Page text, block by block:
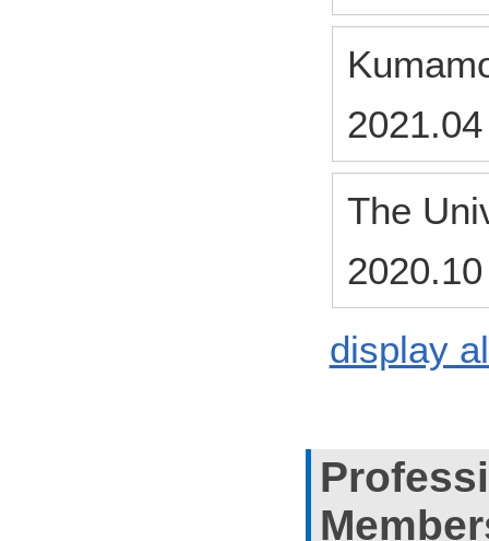
2021.04
The
2020.10
display